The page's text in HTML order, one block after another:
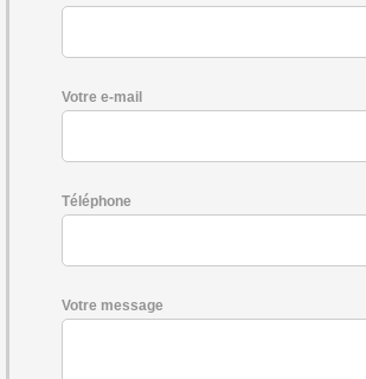
Votre e-mail
Téléphone
Votre message